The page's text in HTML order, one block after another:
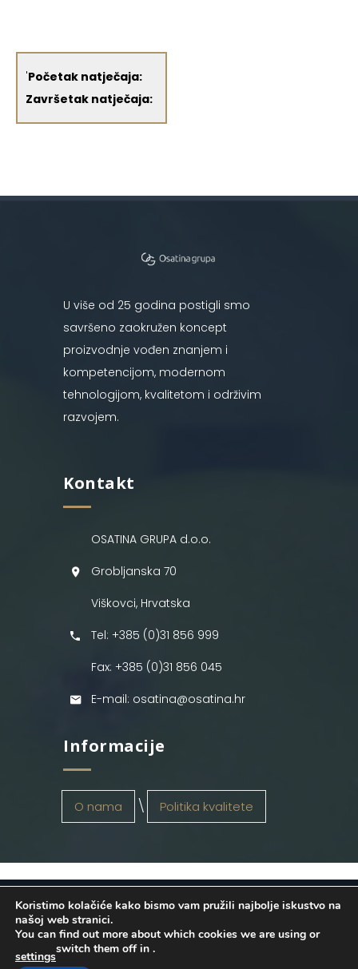
'Početak natječaja:
Završetak natječaja:
U više od 25 godina postigli smo
savršeno zaokružen koncept
proizvodnje vođen znanjem i
kompetencijom, modernom
tehnologijom, kvalitetom i održivim
razvojem.
Kontakt
OSATINA GRUPA d.o.o.
Grobljanska 70
Viškovci, Hrvatska
Tel: +385 (0)31 856 999
Fax: +385 (0)31 856 045
E-mail: osatina@osatina.hr
Informacije
O nama Politika kvalitete
OSATINA GRUPA d.o.o. 2026
. Configured
byINFOS Osijek. Sva prava pridržana.
Koristimo kolačiće kako bismo vam pružili najbolje iskustvo na
našoj web stranici.
You can find out more about which cookies we are using or
switch them off in
settings
.